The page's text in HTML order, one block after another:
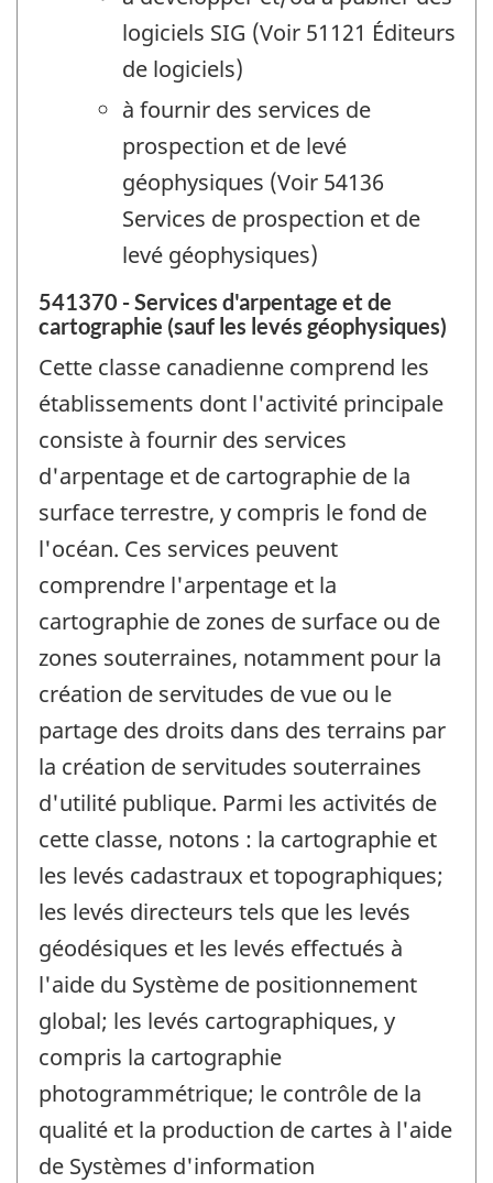
logiciels SIG (Voir 51121 Éditeurs
de logiciels)
à fournir des services de
prospection et de levé
géophysiques (Voir 54136
Services de prospection et de
levé géophysiques)
541370 - Services d'arpentage et de
cartographie (sauf les levés géophysiques)
Cette classe canadienne comprend les
établissements dont l'activité principale
consiste à fournir des services
d'arpentage et de cartographie de la
surface terrestre, y compris le fond de
l'océan. Ces services peuvent
comprendre l'arpentage et la
cartographie de zones de surface ou de
zones souterraines, notamment pour la
création de servitudes de vue ou le
partage des droits dans des terrains par
la création de servitudes souterraines
d'utilité publique. Parmi les activités de
cette classe, notons : la cartographie et
les levés cadastraux et topographiques;
les levés directeurs tels que les levés
géodésiques et les levés effectués à
l'aide du Système de positionnement
global; les levés cartographiques, y
compris la cartographie
photogrammétrique; le contrôle de la
qualité et la production de cartes à l'aide
de Systèmes d'information